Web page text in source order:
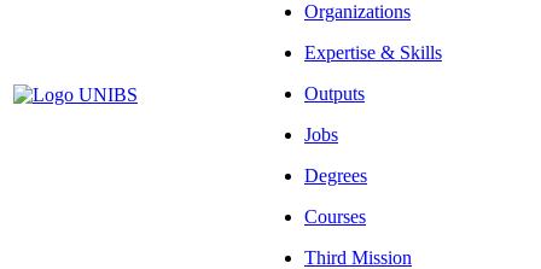
Organizations
Expertise & Skills
Outputs
Jobs
Degrees
Courses
Third Mission